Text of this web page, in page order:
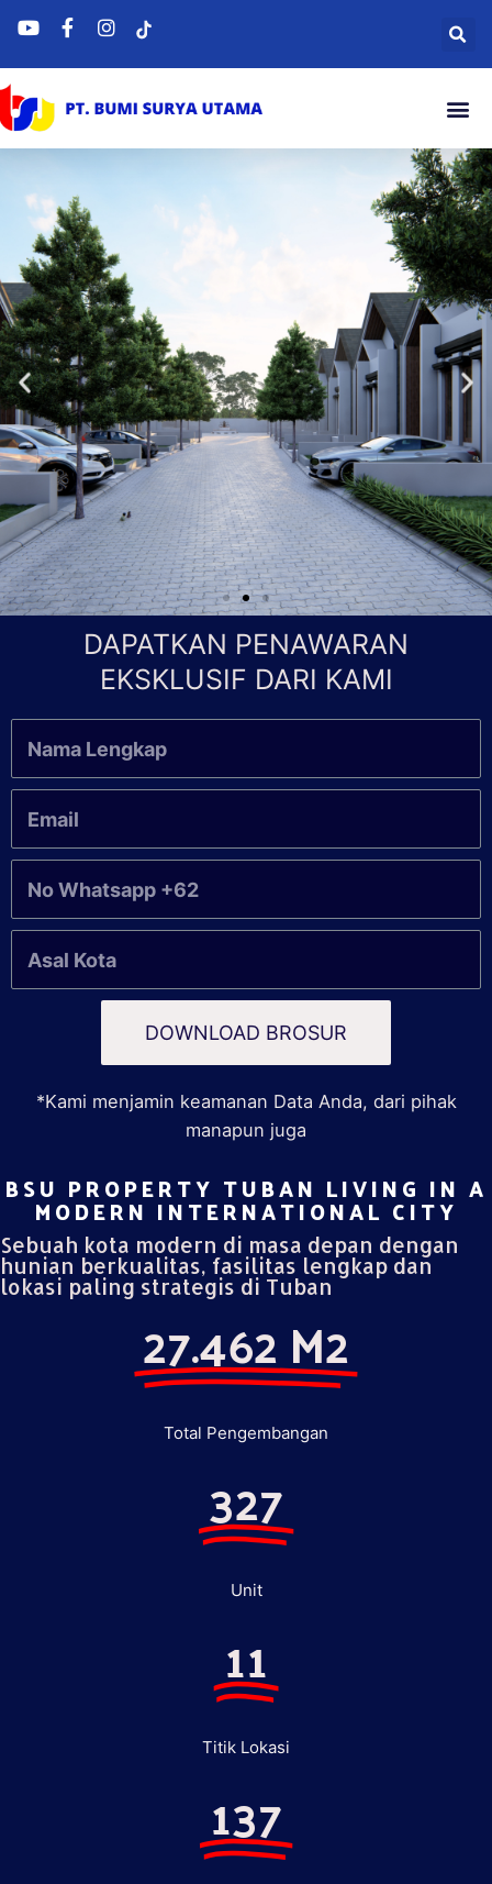
DAPATKAN PENAWARAN
EKSKLUSIF DARI KAMI
DOWNLOAD BROSUR
*Kami menjamin keamanan Data Anda, dari pihak
manapun juga
BSU PROPERTY TUBAN LIVING IN A
MODERN INTERNATIONAL CITY​
Sebuah kota modern di masa depan dengan
hunian berkualitas, fasilitas lengkap dan
lokasi paling strategis di Tuban
27.462 M2
Total Pengembangan
327
Unit
11
Titik Lokasi
137